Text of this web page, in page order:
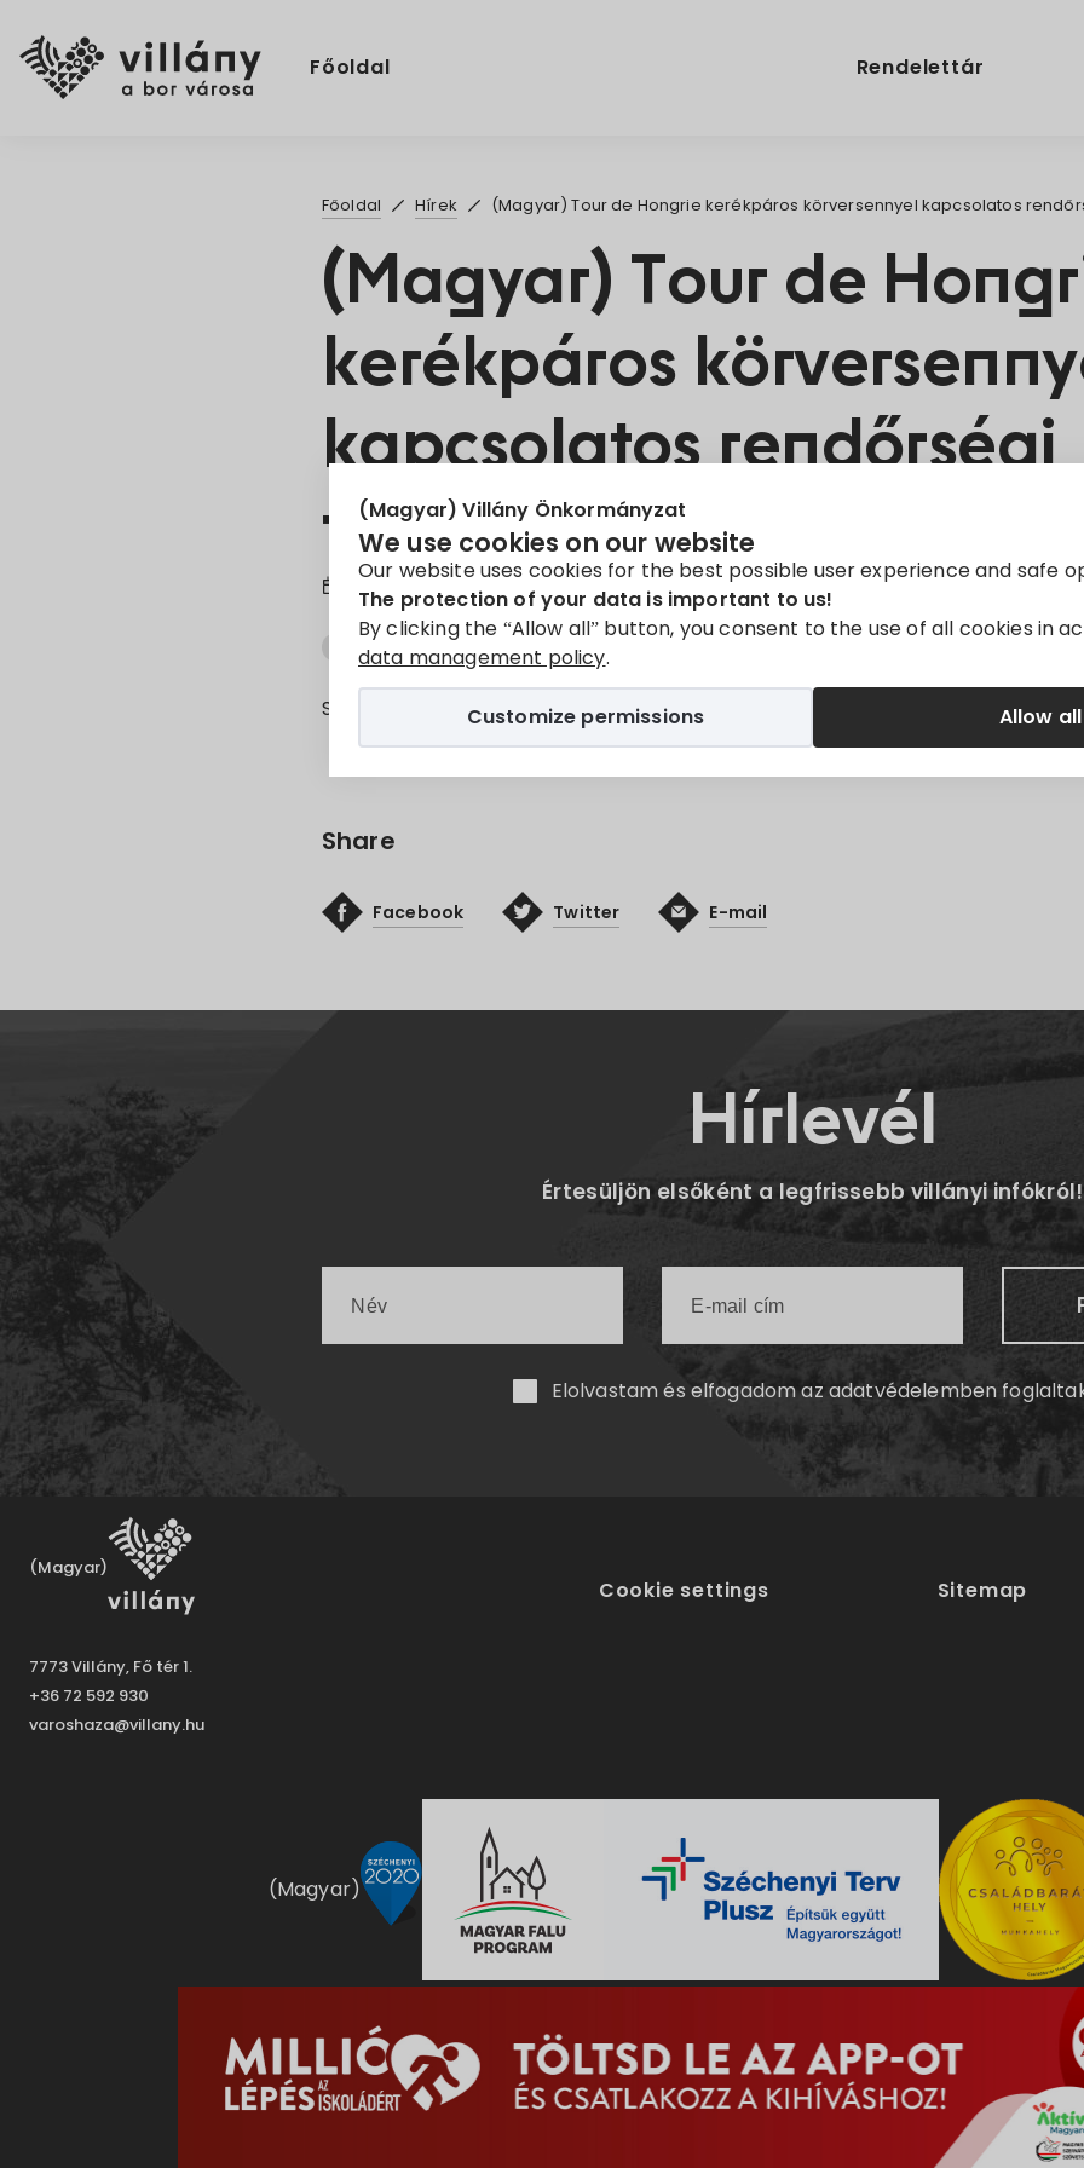
(Magyar) Villány Önkormányzat
We use cookies on our website
Our website uses cookies for the best possible user experience and safe
The protection of your data is important to us!
By clicking the “Allow all” button, you consent to the use of all cookies in
data management policy.
Allow all
Customize permissions
Főoldal Rendelettár
Főoldal Hírek (Magyar) Tour de Hongrie kerékpáros körversennyel kapcsolatos
(Magyar) Tour de
kerékpáros
kapcsolatos rendőrségi
tájékoztatás
7. May 2026
tájékoztató Tour de Hongrie
Sorry, this entry is only available inMagyar
Share
Facebook Twitter E-mail
Hírlevél
Értesüljön elsőként a legfrissebb villányi infókról!
Elolvastam és elfogadom azadatvédelemben
(Magyar)
7773 Villány, Fő tér 1.
+36 72 592 930
varoshaza@villany.hu
Cookie settings Sitemap
(Magyar)